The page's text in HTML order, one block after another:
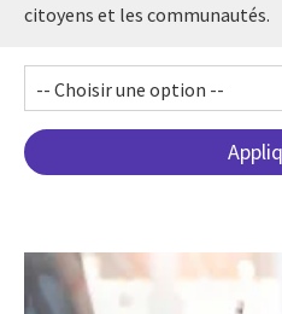
citoyens et les communautés.